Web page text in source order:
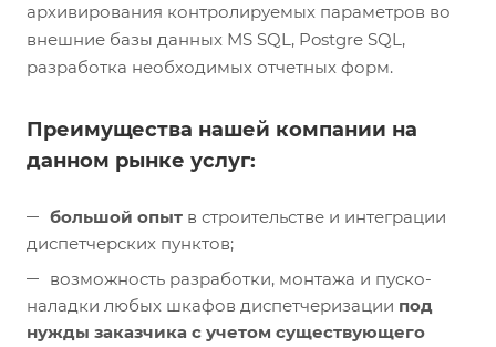
архивирования контролируемых параметров во
внешние базы данных MS SQL, Postgre SQL,
разработка необходимых отчетных форм.
Преимущества нашей компании на
данном рынке услуг:
большой опыт в строительстве и интеграции
диспетчерских пунктов;
возможность разработки, монтажа и пуско-
наладки любых шкафов диспетчеризации под
нужды заказчика с учетом существующего